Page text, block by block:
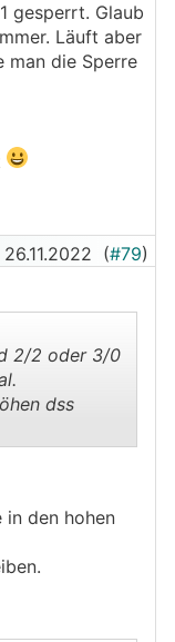
gesperrt. Glaub
Läuft aber
man die Sperre
26.11.2022 (#79)
2/2 oder 3/0
dss
in den hohen